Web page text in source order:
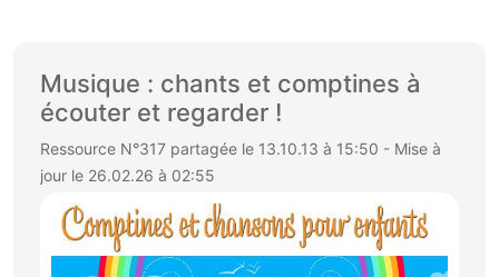
Musique : chants et comptines à
écouter et regarder !
Ressource N°317 partagée le 13.10.13 à 15:50 - Mise à
jour le 26.02.26 à 02:55